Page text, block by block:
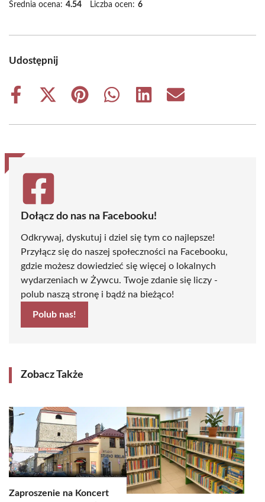
Średnia ocena: 4.54 Liczba ocen: 6
Udostępnij
Share
Share
(Twitter)
Share
Share
Share
Share
Dołącz do nas na Facebooku!
Odkrywaj, dyskutuj i dziel się tym co najlepsze!
Przyłącz się do naszej społeczności na Facebooku,
gdzie możesz dowiedzieć się więcej o lokalnych
wydarzeniach w Żywcu. Twoje zdanie się liczy -
polub naszą stronę i bądź na bieżąco!
Polub nas!
Zobacz Także
Zaproszenie na Koncert